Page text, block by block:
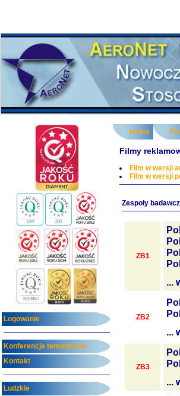
Logowanie
Konferencje tematyczne
Kontakt
Ludzkie
Home
Filmy
Film w wersji
Film w wersji
Zespoły
ZB1
...
ZB2
...
ZB3
...